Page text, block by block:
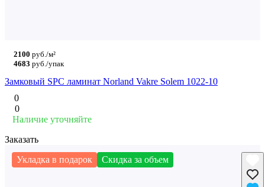
2100 руб./м²
4683 руб./упак
Замковый SPC ламинат Norland Vakre Solem 1022-10
0
0
Наличие уточняйте
Заказать
Укладка в подарок
Скидка за объем